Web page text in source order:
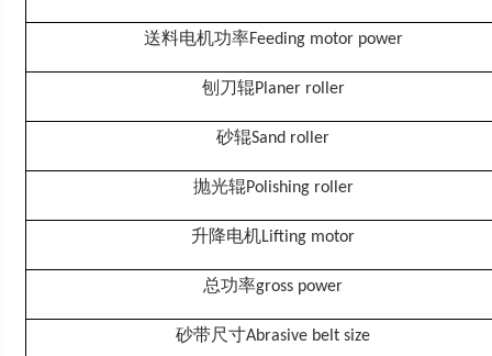
送料电机功率Feeding motor power
刨刀辊Planer roller
砂辊Sand roller
抛光辊Polishing roller
升降电机Lifting motor
总功率gross power
砂带尺寸Abrasive belt size